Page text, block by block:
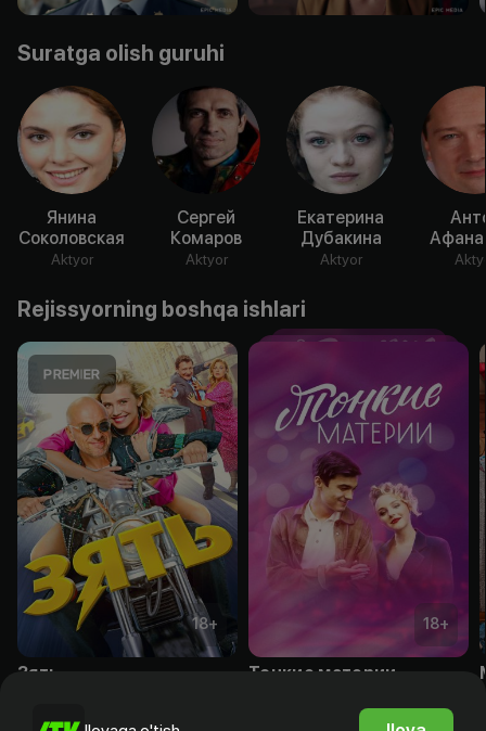
Suratga olish guruhi
Янина
Соколовская
Aktyor
Сергей
Комаров
Aktyor
Екатерина
Дубакина
Aktyor
Rejissyorning boshqa ishlari
18+
Зять
18+
Тонкие материи